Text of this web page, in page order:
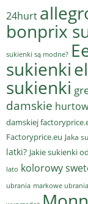
24hurt
bonprix
sukienki są modne?
sukienki
sukienki
damskie
damskiej
Factoryprice.eu Jaka
latki? Jakie sukienki
lato kolorowy
ubrania markowe